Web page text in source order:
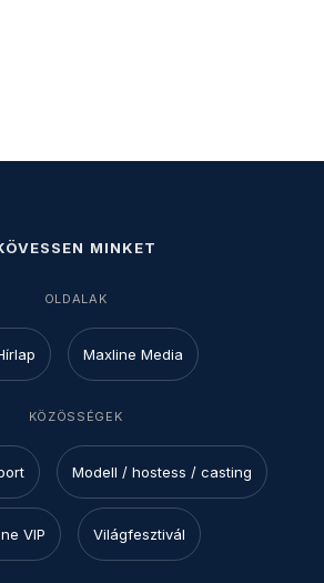
MINKET
OLDALAK
Maxline Media
KÖZÖSSÉGEK
Modell / hostess / casting
VIP Világfesztivál